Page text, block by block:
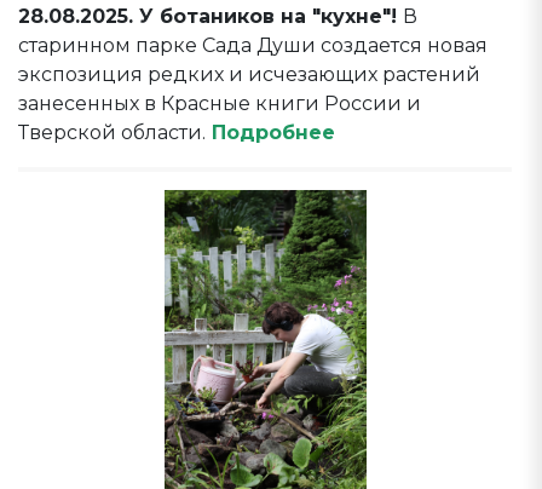
28.08.2025. У ботаников на "кухне"! В
старинном парке Сада Души создается новая
экспозиция редких и исчезающих растений
занесенных в Красные книги России и
Тверской области. Подробнее